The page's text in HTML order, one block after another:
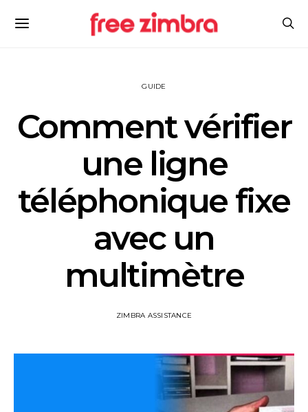
GUIDE
Comment vérifier
une ligne
téléphonique fixe
avec un
multimètre
ZIMBRA ASSISTANCE